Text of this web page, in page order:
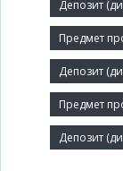
Мало
Број
Заступник: